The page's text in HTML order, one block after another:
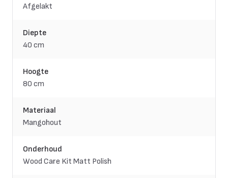
Afgelakt
Diepte
40 cm
Hoogte
80 cm
Materiaal
Mangohout
Onderhoud
Wood Care Kit Matt Polish